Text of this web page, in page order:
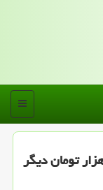
منو
سکه بالاتر از یک میلیون و 200 هزار تومان دیگر